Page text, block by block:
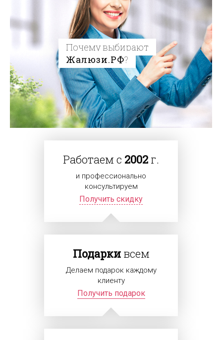
Почему выбирают
Жалюзи.РФ?
Работаем с 2002 г.
и профессионально
консультируем
Получить скидку
Подаркивсем
Делаем подарок каждому
клиенту
Получить подарок